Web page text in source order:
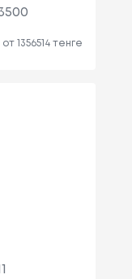
от 1356514 тенге